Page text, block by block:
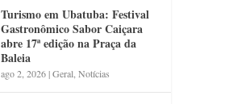
Turismo em Ubatuba: Festival
Gastronômico Sabor Caiçara
abre 17ª edição na Praça da
Baleia
ago 2, 2026|Geral ,Notícias